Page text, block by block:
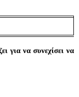
για να συνεχίσει να